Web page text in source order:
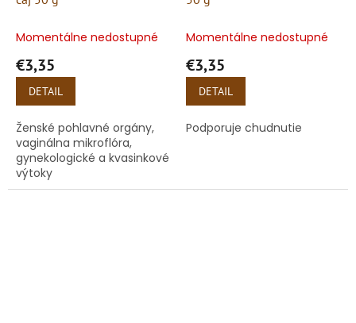
Momentálne nedostupné
€3,35
DETAIL
Ženské pohlavné orgány,
vaginálna mikroflóra,
gynekologické a kvasinkové
výtoky
Momentálne nedostupné
€3,35
DETAIL
Podporuje chudnutie